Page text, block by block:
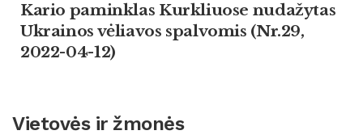
Kario paminklas Kurkliuose nudažytas
Ukrainos vėliavos spalvomis (Nr.29,
2022-04-12)
Vietovės ir žmonės